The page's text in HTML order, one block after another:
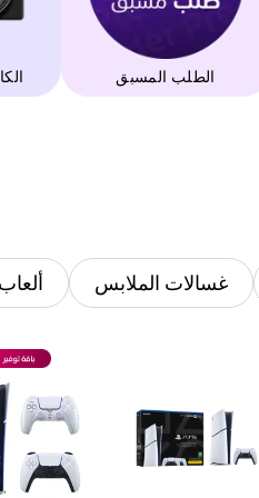
الطلب المسبق
غسالات الملابس ألعاب CDS